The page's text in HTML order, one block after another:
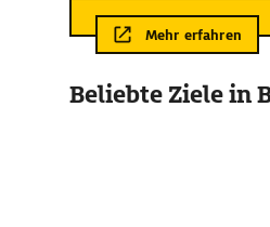
Mehr erfahren
Beliebte Ziele in